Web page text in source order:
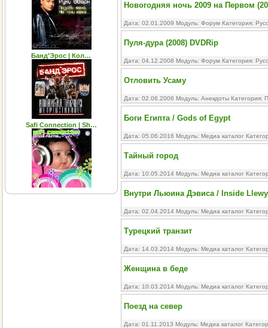
Банд'Эрос | Кол…
Safi Connection | Sh…
Новогодняя ночь 2009 на Первом
Дата: 02.01.2009 Модуль: Форум Категория:
Пуля-дура (2008) DVDRip
Дата: 04.12.2008 Модуль: Форум Категория:
Отловить Усаму
Дата: 02.06.2006 Модуль: Анекдоты Категория:
Боги Египта / Gods of Egypt
Дата: 05.06.2016 Модуль: Медиа каталог
Тайный город
Дата: 10.05.2014 Модуль: Медиа каталог
Внутри Льюина Дэвиса / Inside
Дата: 02.04.2014 Модуль: Медиа каталог
Турецкий транзит
Дата: 14.03.2014 Модуль: Медиа каталог
Женщина в беде
Дата: 10.03.2014 Модуль: Медиа каталог
Поезд на север
Дата: 01.11.2013 Модуль: Медиа каталог